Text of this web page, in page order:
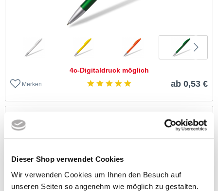
Dieser Shop verwendet Cookies
Wir verwenden Cookies um Ihnen den Besuch auf
unseren Seiten so angenehm wie möglich zu gestalten.
4c-Digitaldruck möglich
Merken ab 0,53 €